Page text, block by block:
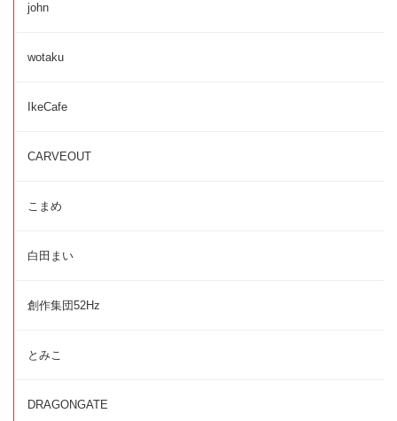
john
wotaku
IkeCafe
CARVEOUT
こまめ
白田まい
創作集団52Hz
とみこ
DRAGONGATE